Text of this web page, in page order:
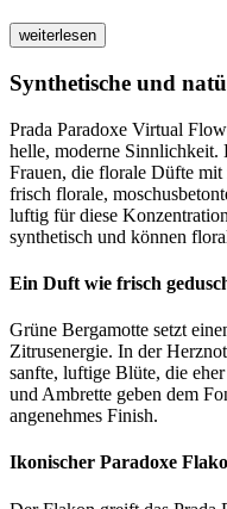
weiterlesen
Synthetische und
Prada Paradoxe Virtual
helle, moderne Sinnlichkeit.
Frauen, die florale Düfte
frisch florale,
luftig für diese
synthetisch und können
Ein Duft wie frisch
Grüne Bergamotte setzt
Zitrusenergie. In der
sanfte, luftige Blüte, die
und Ambrette geben dem
angenehmes Finish.
Ikonischer Paradoxe